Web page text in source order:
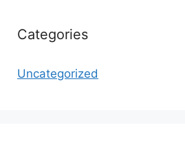
Categories
Uncategorized